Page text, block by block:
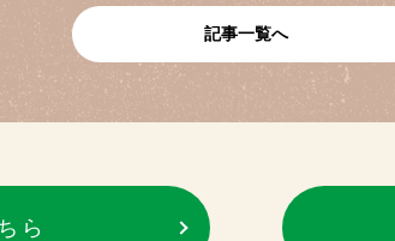
記事一覧へ
ら